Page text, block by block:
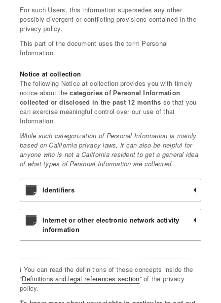
For such Users, this information supersedes any other
possibly divergent or conflicting provisions contained in the
privacy policy.
This part of the document uses the term Personal
Information.
Notice at collection
The following Notice at collection provides you with timely
notice about thecategories of Personal Information
collected or disclosed in the past 12 months so that you
can exercise meaningful control over our use of that
Information.
While such categorization of Personal Information is mainly
based on California privacy laws, it can also be helpful for
anyone who is not a California resident to get a general idea
of what types of Personal Information are collected.
Identifiers
Internet or other electronic network activity
information
ℹ️ You can read the definitions of these concepts inside the
“Definitions and legal references section” of the privacy
policy.